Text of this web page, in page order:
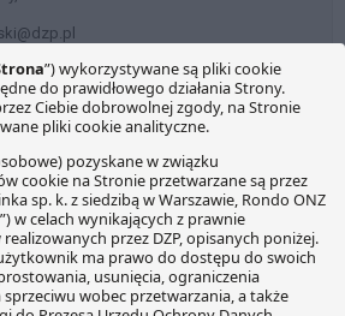
się
CIT